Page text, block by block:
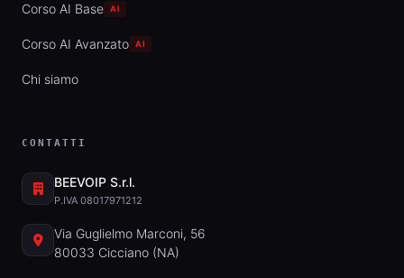
Corso AI Base AI
Corso AI Avanzato AI
Chi siamo
CONTATTI
BEEVOIP S.r.l.
P.IVA 08017971212
Via Guglielmo Marconi, 56
80033 Cicciano (NA)